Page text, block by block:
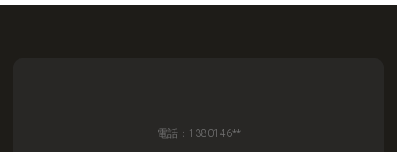
電話：1380146**